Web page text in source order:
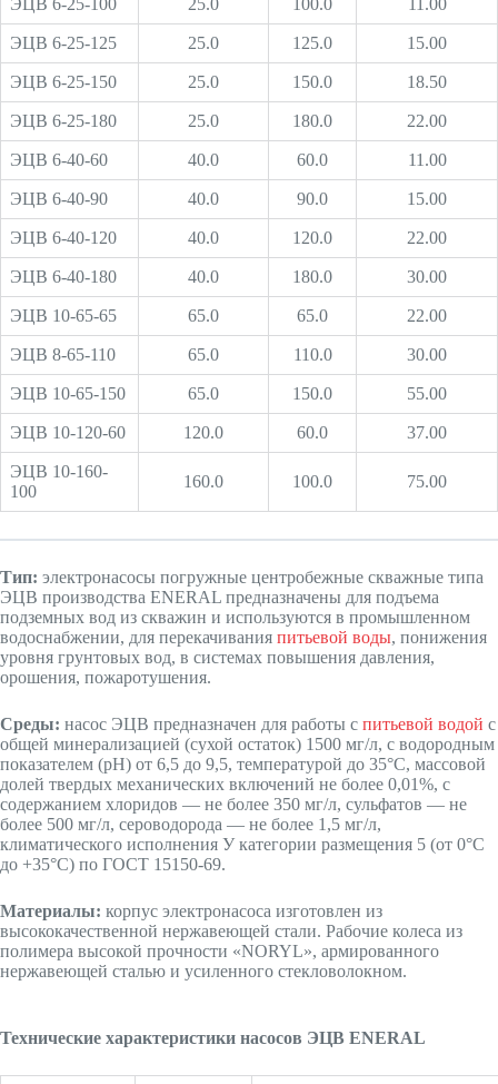
ЭЦВ 6-25-100 25.0 100.0 11.00
ЭЦВ 6-25-125 25.0 125.0 15.00
ЭЦВ 6-25-150 25.0 150.0 18.50
ЭЦВ 6-25-180 25.0 180.0 22.00
ЭЦВ 6-40-60 40.0 60.0 11.00
ЭЦВ 6-40-90 40.0 90.0 15.00
ЭЦВ 6-40-120 40.0 120.0 22.00
ЭЦВ 6-40-180 40.0 180.0 30.00
ЭЦВ 10-65-65 65.0 65.0 22.00
ЭЦВ 8-65-110 65.0 110.0 30.00
ЭЦВ 10-65-150 65.0 150.0 55.00
ЭЦВ 10-120-60 120.0 60.0 37.00
ЭЦВ 10-160-
100
160.0 100.0 75.00
Тип: электронасосы погружные центробежные скважные типа
ЭЦВ производства ENERAL предназначены для подъема
подземных вод из скважин и используются в промышленном
водоснабжении, для перекачивания питьевой воды, понижения
уровня грунтовых вод, в системах повышения давления,
орошения, пожаротушения.
Среды: насос ЭЦВ предназначен для работы с питьевой водой с
общей минерализацией (сухой остаток) 1500 мг/л, с водородным
показателем (рН) от 6,5 до 9,5, температурой до 35°С, массовой
долей твердых механических включений не более 0,01%, с
содержанием хлоридов — не более 350 мг/л, сульфатов — не
более 500 мг/л, сероводорода — не более 1,5 мг/л,
климатического исполнения У категории размещения 5 (от 0°С
до +35°С) по ГОСТ 15150-69.
Материалы: корпус электронасоса изготовлен из
высококачественной нержавеющей стали. Рабочие колеса из
полимера высокой прочности «NORYL», армированного
нержавеющей сталью и усиленного стекловолокном.
Технические характеристики насосов ЭЦВ ENERAL